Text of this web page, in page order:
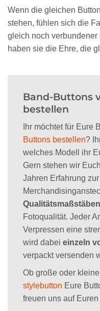
Wenn die gleichen
stehen, fühlen sich die
gleich noch verbundener
haben sie die Ehre, die
Band-Buttons
bestellen
Ihr möchtet für Eure
Buttons bestellen?
welches Modell ihr
Gern stehen wir
Jahren Erfahrung
Qualitätsmaßstäben
Fotoqualität. Jeder
Verpressen eine
wird dabei einzeln
verpackt versenden
Ob große oder
stylebutton Eure
freuen uns auf Euren